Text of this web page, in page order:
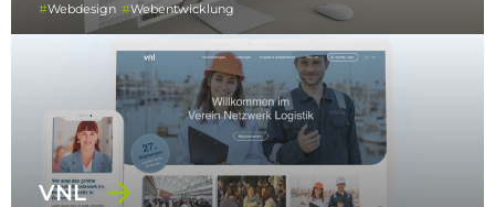
Webdesign
Webentwicklung
VNL